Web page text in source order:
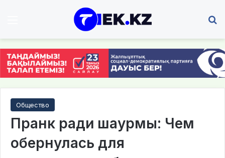
Общество
Пранк ради шаурмы: Чем
обернулась для